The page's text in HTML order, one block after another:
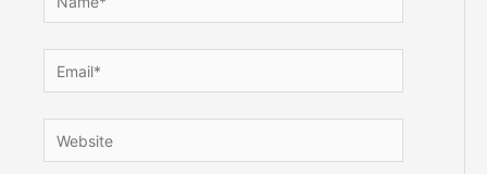
Email*
Website